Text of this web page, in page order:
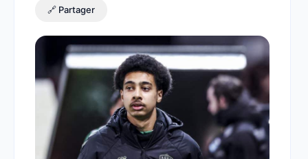
🔗 Partager